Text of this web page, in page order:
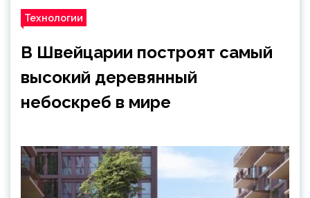
Технологии
В Швейцарии построят самый
высокий деревянный
небоскреб в мире